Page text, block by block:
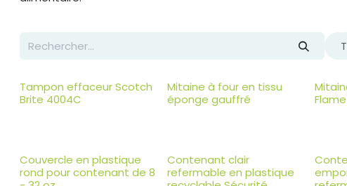
Tampon effaceur Scotch
Brite 4004C
Mitaine à four en tissu
éponge gauffré
Couvercle en plastique
rond pour contenant de 8
Contenant clair
refermable en plastique